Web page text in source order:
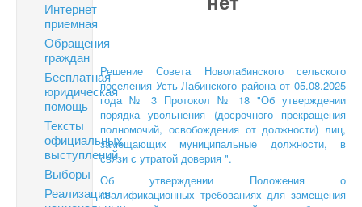
Интернет
приемная
Обращения
граждан
Бесплатная
юридическая
помощь
Тексты
официальных
выступлений
Выборы
Реализация
Решение Совета Новолабинского сельского
поселения Усть-Лабинского района от 05.08.2025
года № 3 Протокол № 18 "Об утверждении
порядка увольнения (досрочного прекращения
полномочий, освобождения от должности) лиц,
замещающих муниципальные должности, в
связи с утратой доверия ".
Об утверждении Положения о
квалификационных требованиях для замещения